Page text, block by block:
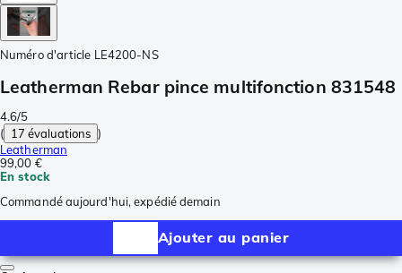
Numéro d'article LE4200-NS
Leatherman Rebar pince multifonction 831548
4.6/5
( 17 évaluations )
Leatherman
99,00 €
En stock
Commandé aujourd'hui, expédié demain
Ajouter au panier